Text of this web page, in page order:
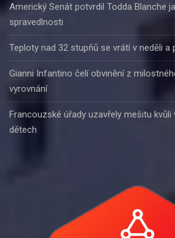
Americký Senát potvrdil Todda Blanche
spravedlnosti
Teploty nad 32 stupňů se vrátí v neděli a
Gianni Infantino čelí obvinění z
vyrovnání
Francouzské úřady uzavřely mešitu kvůli
dětech